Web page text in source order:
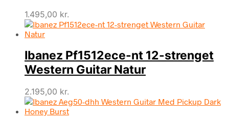
1.495,00 kr.
Ibanez Pf1512ece-nt 12-strenget
Western Guitar Natur
2.195,00 kr.